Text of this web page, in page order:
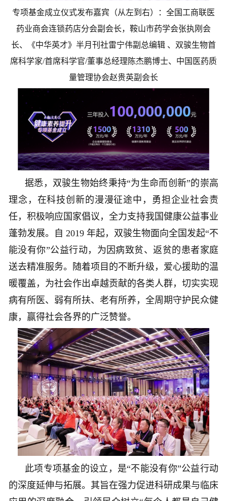
专项基金成立仪式发布嘉宾（从左到右）：全国工商联医
药业商会连锁药店分会副会长，鞍山市药学会张执刚会
长、《中华英才》半月刊社雷宁伟副总编辑 、双骏生物首
席科学家/首席科学官/董事总经理陈杰鹏博士、中国医药质
量管理协会赵贵英副会长
据悉，双骏生物始终秉持“为生命而创新”的崇高
理念，在科技创新的漫漫征途中，勇担企业社会责
任，积极响应国家倡议，全力支持我国健康公益事业
蓬勃发展。自 2019 年起，双骏生物面向全国发起“不
能没有你”公益行动，为因病致贫、返贫的患者家庭
送去精准服务。随着项目的不断升级，爱心援助的温
暖覆盖，为社会作出卓越贡献的各类人群，切实实现
病有所医、弱有所扶、老有所养，全周期守护民众健
康，赢得社会各界的广泛赞誉。
此项专项基金的设立，是“不能没有你”公益行动
的深度延伸与拓展。其旨在强力促进科研成果与临床